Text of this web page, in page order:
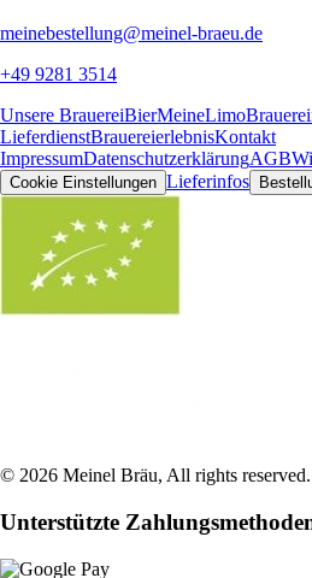
meinebestellung@meinel-braeu.de
+49 9281 3514
Unsere BrauereiBierMeineLimo
LieferdienstBrauereierlebnisKontakt
ImpressumDatenschutzerklärungAGB
Cookie Einstellungen Lieferinfos
© 2026 Meinel Bräu, All rights reserved.
Unterstützte